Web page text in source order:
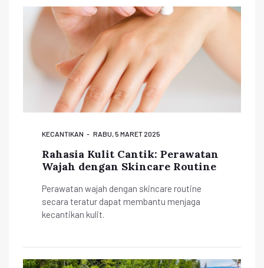
KECANTIKAN RABU, 5 MARET 2025
Rahasia Kulit Cantik: Perawatan
Wajah dengan Skincare Routine
Perawatan wajah dengan skincare routine
secara teratur dapat membantu menjaga
kecantikan kulit.